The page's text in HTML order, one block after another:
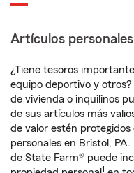
Artículos personales
¿Tiene tesoros
equipo deportivo y
de vivienda o inquilinos
de sus artículos más
de valor estén
personales en Bristol,
de State Farm® puede
1